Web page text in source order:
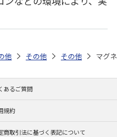
他 その他 その他 マグ
あるご質問
規約
商取引法に基づく表記について